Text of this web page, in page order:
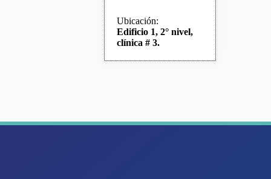
Ubicación:
Edificio 1, 2° nivel,
clínica # 3.